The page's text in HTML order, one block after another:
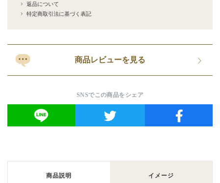
返品について
特定商取引法に基づく表記
商品レビューを見る
SNSでこの商品をシェア
商品説明 イメージ